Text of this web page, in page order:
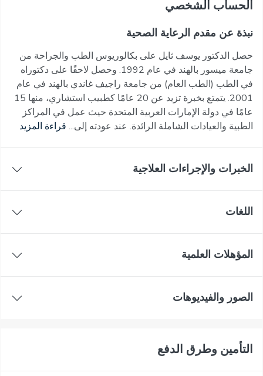
اﻟﺤﺴﺎﺏ اﻟﺸﺨﺼﻲ
نبذة عن مقدم الرعاية الصحية
حصل الدكتور يوسف ثايل على بكالوريوس الطب والجراحة من
جامعة ميسور بالهند في عام 1992. وحصل لاحقًا على دكتوراه
في الطب (الطب العام) من جامعة راجيف غاندي بالهند في عام
2001. يتمتع بخبرة تزيد عن 20 عامًا كطبيب استشاري، منها 15
عامًا في دولة الإمارات العربية المتحدة حيث عمل في المراكز
الطبية والعيادات الشاملة الرائدة. عند عودته إلى... قراءة المزيد
الخبرات والإجراءات العلاجية
اللغات
المؤهلات العلمية
الصور والفيديوهات
التأمين وطرق الدفع